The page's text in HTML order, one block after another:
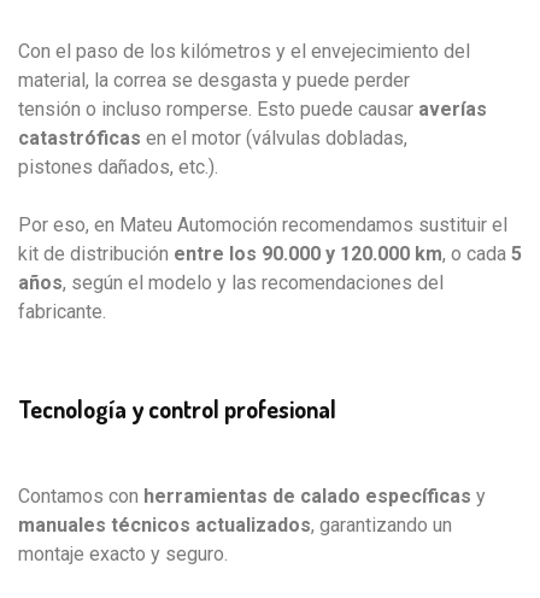
Con el paso de los kilómetros y el envejecimiento del
material, la correa se desgasta y puede perder
tensión o incluso romperse. Esto puede causar averías
catastróficas en el motor (válvulas dobladas,
pistones dañados, etc.).
Por eso, en Mateu Automoción recomendamos sustituir el
kit de distribución entre los 90.000 y 120.000 km, o cada 5
años, según el modelo y las recomendaciones del
fabricante.
Tecnología y control profesional
Contamos con herramientas de calado específicas y
manuales técnicos actualizados, garantizando un
montaje exacto y seguro.